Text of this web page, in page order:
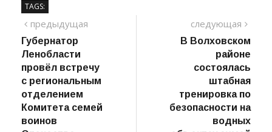
TAGS:
Навигация
по
записям
предыдущая
Губернатор
Ленобласти
провёл встречу
с региональным
отделением
Комитета семей
воинов
следующая
В Волховском
районе
состоялась
штабная
тренировка по
безопасности на
водных